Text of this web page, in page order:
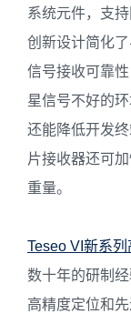
系统元件，支
创新设计简化
信号接收可靠
星信号不好的
还能降低开发
片接收器还可
重量。
Teseo VI新系
数十年的研制
高精度定位和先